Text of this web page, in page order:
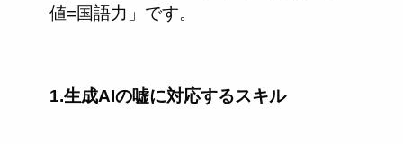
値=国語力」です。
1.生成AIの嘘に対応するスキル